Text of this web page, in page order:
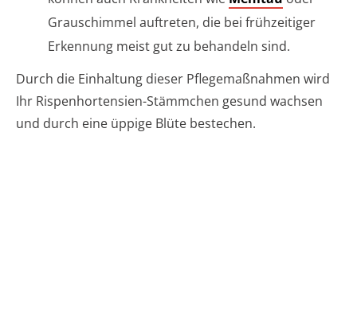
Grauschimmel auftreten, die bei frühzeitiger
Erkennung meist gut zu behandeln sind.
Durch die Einhaltung dieser Pflegemaßnahmen wird
Ihr Rispenhortensien-Stämmchen gesund wachsen
und durch eine üppige Blüte bestechen.